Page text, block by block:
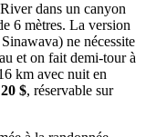
dans un canyon
6 mètres. La version
ne nécessite
et on fait demi-tour à
km avec nuit en
$, réservable sur